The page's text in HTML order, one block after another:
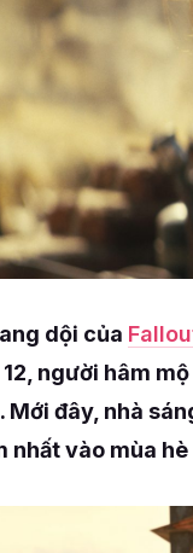
dội của
người hâm
Mới đây, nhà
nhất vào mùa